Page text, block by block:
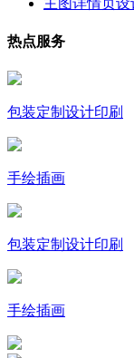
热点服务
包装定制设计印刷
手绘插画
包装定制设计印刷
手绘插画